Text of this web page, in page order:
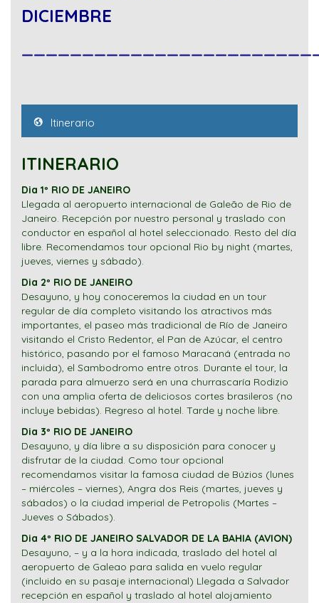
DICIEMBRE
Itinerario
ITINERARIO
Dia 1º RIO DE JANEIRO
Llegada al aeropuerto internacional de Galeão de Rio de
Janeiro. Recepción por nuestro personal y traslado con
conductor en español al hotel seleccionado. Resto del día
libre. Recomendamos tour opcional Rio by night (martes,
jueves, viernes y sábado).
Dia 2º RIO DE JANEIRO
Desayuno, y hoy conoceremos la ciudad en un tour
regular de día completo visitando los atractivos más
importantes, el paseo más tradicional de Río de Janeiro
visitando el Cristo Redentor, el Pan de Azúcar, el centro
histórico, pasando por el famoso Maracaná (entrada no
incluida), el Sambodromo entre otros. Durante el tour, la
parada para almuerzo será en una churrascaría Rodizio
con una amplia oferta de deliciosos cortes brasileros (no
incluye bebidas). Regreso al hotel. Tarde y noche libre.
Dia 3º RIO DE JANEIRO
Desayuno, y día libre a su disposición para conocer y
disfrutar de la ciudad. Como tour opcional
recomendamos visitar la famosa ciudad de Búzios (lunes
– miércoles – viernes), Angra dos Reis (martes, jueves y
sábados) o la ciudad imperial de Petropolis (Martes –
Jueves o Sábados).
Dia 4º RIO DE JANEIRO SALVADOR DE LA BAHIA (AVION)
Desayuno, – y a la hora indicada, traslado del hotel al
aeropuerto de Galeao para salida en vuelo regular
(incluido en su pasaje internacional) Llegada a Salvador
recepción en español y traslado al hotel alojamiento